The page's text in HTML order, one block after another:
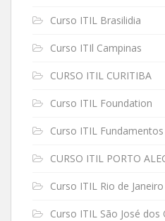
Curso ITIL Brasilidia
Curso ITIl Campinas
CURSO ITIL CURITIBA
Curso ITIL Foundation
Curso ITIL Fundamentos
CURSO ITIL PORTO
Curso ITIL Rio de Janeiro
Curso ITIL São José dos